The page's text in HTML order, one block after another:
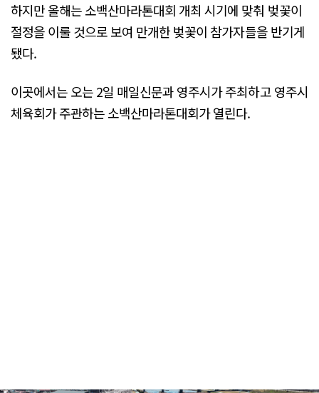
하지만 올해는 소백산마라톤대회 개최 시기에 맞춰 벚꽃이
절정을 이룰 것으로 보여 만개한 벚꽃이 참가자들을 반기게
됐다.
이곳에서는 오는 2일 매일신문과 영주시가 주최하고 영주시
체육회가 주관하는 소백산마라톤대회가 열린다.